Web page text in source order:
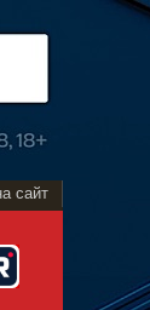
сайт